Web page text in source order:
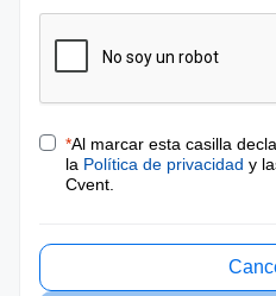
*Al marcar esta casilla
la Política de privacidad y
Cvent.